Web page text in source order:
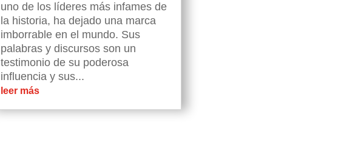
uno de los líderes más infames de
la historia, ha dejado una marca
imborrable en el mundo. Sus
palabras y discursos son un
testimonio de su poderosa
influencia y sus...
leer más